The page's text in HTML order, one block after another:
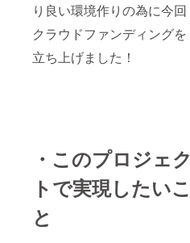
り良い環境作りの為に今回
クラウドファンディングを
立ち上げました！
・このプロジェク
トで実現したいこ
と